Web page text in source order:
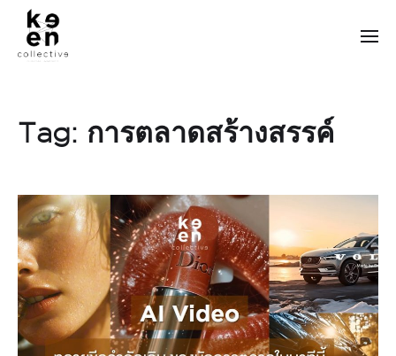
Tag: การตลาดสร้างสรรค์